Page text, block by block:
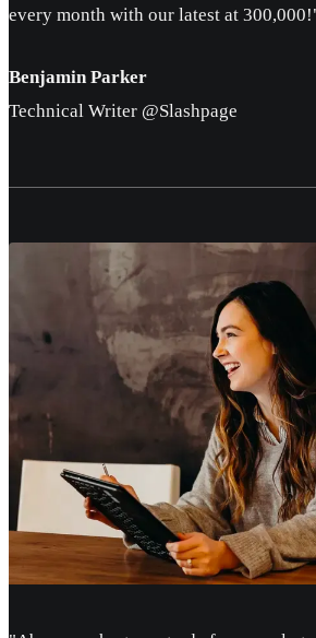
every month with our latest at
Benjamin Parker
Technical Writer @Slashpage